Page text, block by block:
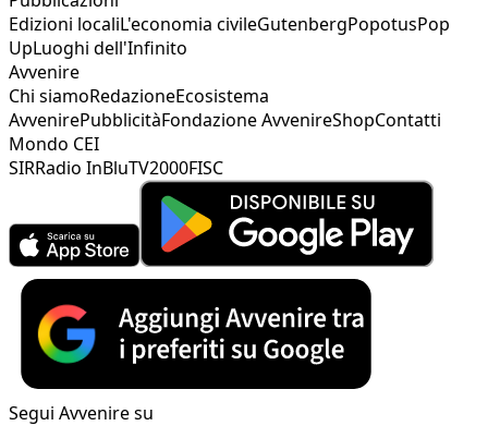
Edizioni localiL'economia civileGutenbergPopotusPop
UpLuoghi dell'Infinito
Avvenire
Chi siamoRedazioneEcosistema
AvvenirePubblicitàFondazione AvvenireShopContatti
Mondo CEI
SIRRadio InBluTV2000FISC
Segui Avvenire su